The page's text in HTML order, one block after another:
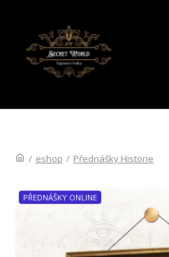
/ eshop / Přednášky Historie
PŘEDNÁŠKY ONLINE